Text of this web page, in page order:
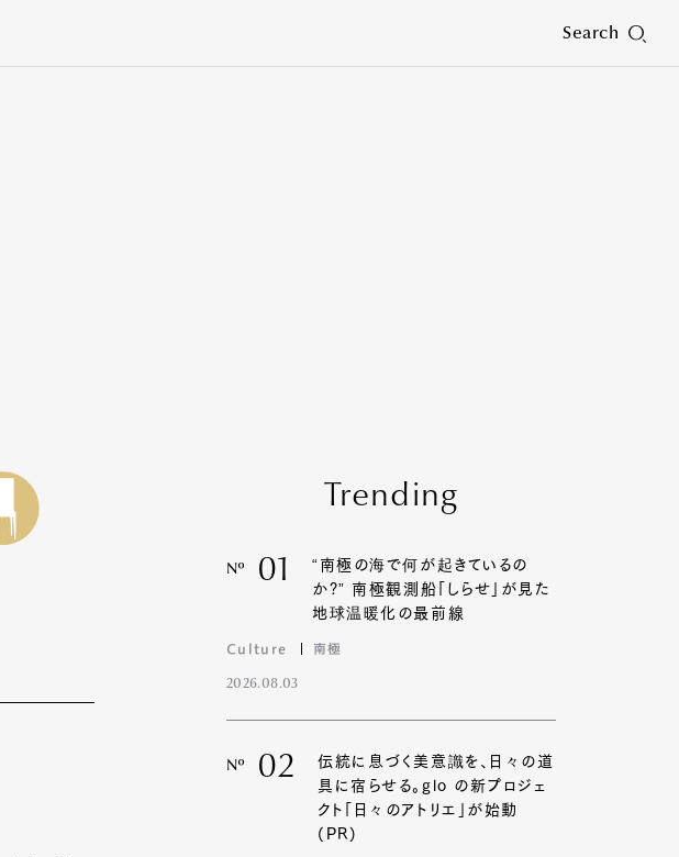
Search
Trending
Nº 01
“南極の海で何が起きているの
か?” 南極観測船「しらせ」が見た
地球温暖化の最前線
Culture 南極
2026.08.03
Nº 02
伝統に息づく美意識を、日々の道
具に宿らせる。glo の新プロジェ
クト「日々のアトリエ」が始動
(PR)